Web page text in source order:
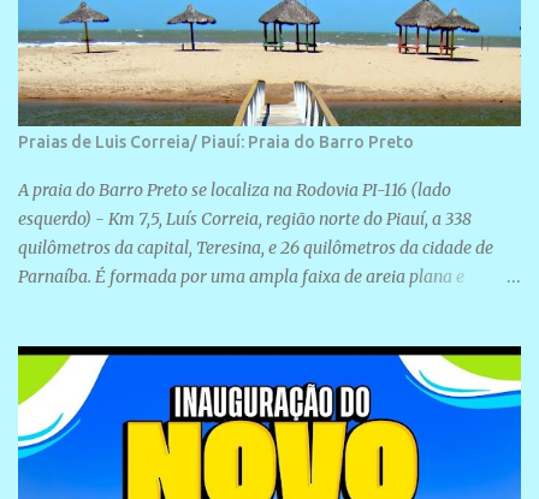
Praias de Luis Correia/ Piauí: Praia do Barro Preto
A praia do Barro Preto se localiza na Rodovia PI-116 (lado
esquerdo) - Km 7,5, Luís Correia, região norte do Piauí, a 338
quilômetros da capital, Teresina, e 26 quilômetros da cidade de
Parnaíba. É formada por uma ampla faixa de areia plana e
devido ao extensivo molhe de pedras que não chegam a 2 metros
de altura, não apresentando dunas em seu espaço geográfico. Não
se sabe ao certo porque a praia leva esse nome, e muitas das suas
historias foram esquecidas ao longo do tempo. A praia é
frequentada por moradores e turistas, em geral veranistas